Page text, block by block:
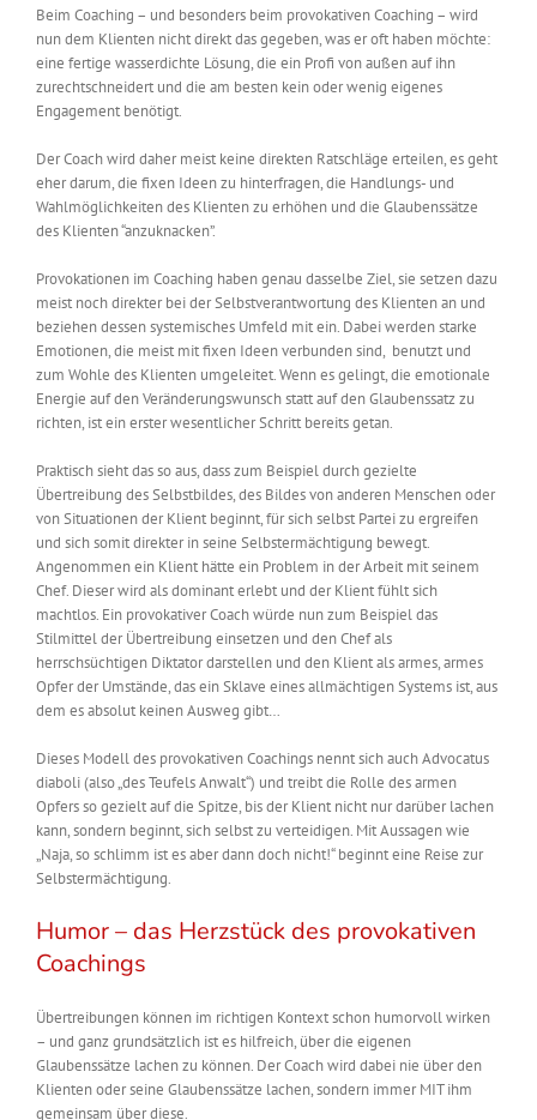
Beim Coaching – und besonders beim provokativen Coaching – wird
nun dem Klienten nicht direkt das gegeben, was er oft haben möchte:
eine fertige wasserdichte Lösung, die ein Profi von außen auf ihn
zurechtschneidert und die am besten kein oder wenig eigenes
Engagement benötigt.
Der Coach wird daher meist keine direkten Ratschläge erteilen, es geht
eher darum, die fixen Ideen zu hinterfragen, die Handlungs- und
Wahlmöglichkeiten des Klienten zu erhöhen und die Glaubenssätze
des Klienten “anzuknacken”.
Provokationen im Coaching haben genau dasselbe Ziel, sie setzen dazu
meist noch direkter bei der Selbstverantwortung des Klienten an und
beziehen dessen systemisches Umfeld mit ein. Dabei werden starke
Emotionen, die meist mit fixen Ideen verbunden sind, benutzt und
zum Wohle des Klienten umgeleitet. Wenn es gelingt, die emotionale
Energie auf den Veränderungswunsch statt auf den Glaubenssatz zu
richten, ist ein erster wesentlicher Schritt bereits getan.
Praktisch sieht das so aus, dass zum Beispiel durch gezielte
Übertreibung des Selbstbildes, des Bildes von anderen Menschen oder
von Situationen der Klient beginnt, für sich selbst Partei zu ergreifen
und sich somit direkter in seine Selbstermächtigung bewegt.
Angenommen ein Klient hätte ein Problem in der Arbeit mit seinem
Chef. Dieser wird als dominant erlebt und der Klient fühlt sich
machtlos. Ein provokativer Coach würde nun zum Beispiel das
Stilmittel der Übertreibung einsetzen und den Chef als
herrschsüchtigen Diktator darstellen und den Klient als armes, armes
Opfer der Umstände, das ein Sklave eines allmächtigen Systems ist, aus
dem es absolut keinen Ausweg gibt…
Dieses Modell des provokativen Coachings nennt sich auch Advocatus
diaboli (also „des Teufels Anwalt“) und treibt die Rolle des armen
Opfers so gezielt auf die Spitze, bis der Klient nicht nur darüber lachen
kann, sondern beginnt, sich selbst zu verteidigen. Mit Aussagen wie
„Naja, so schlimm ist es aber dann doch nicht!“ beginnt eine Reise zur
Selbstermächtigung.
Humor – das Herzstück des provokativen
Coachings
Übertreibungen können im richtigen Kontext schon humorvoll wirken
– und ganz grundsätzlich ist es hilfreich, über die eigenen
Glaubenssätze lachen zu können. Der Coach wird dabei nie über den
Klienten oder seine Glaubenssätze lachen, sondern immer MIT ihm
gemeinsam über diese.